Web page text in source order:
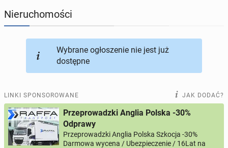
KUPIĘ & SPRZEDAM
Nieruchomości
Wybrane ogłoszenie nie jest już
dostępne
LINKI SPONSOROWANE JAK DODAĆ?
Przeprowadzki Anglia Polska -30%
Odprawy
Przeprowadzki Anglia Polska Szkocja -30%
Darmowa wycena / Ubezpieczenie / 16Lat na